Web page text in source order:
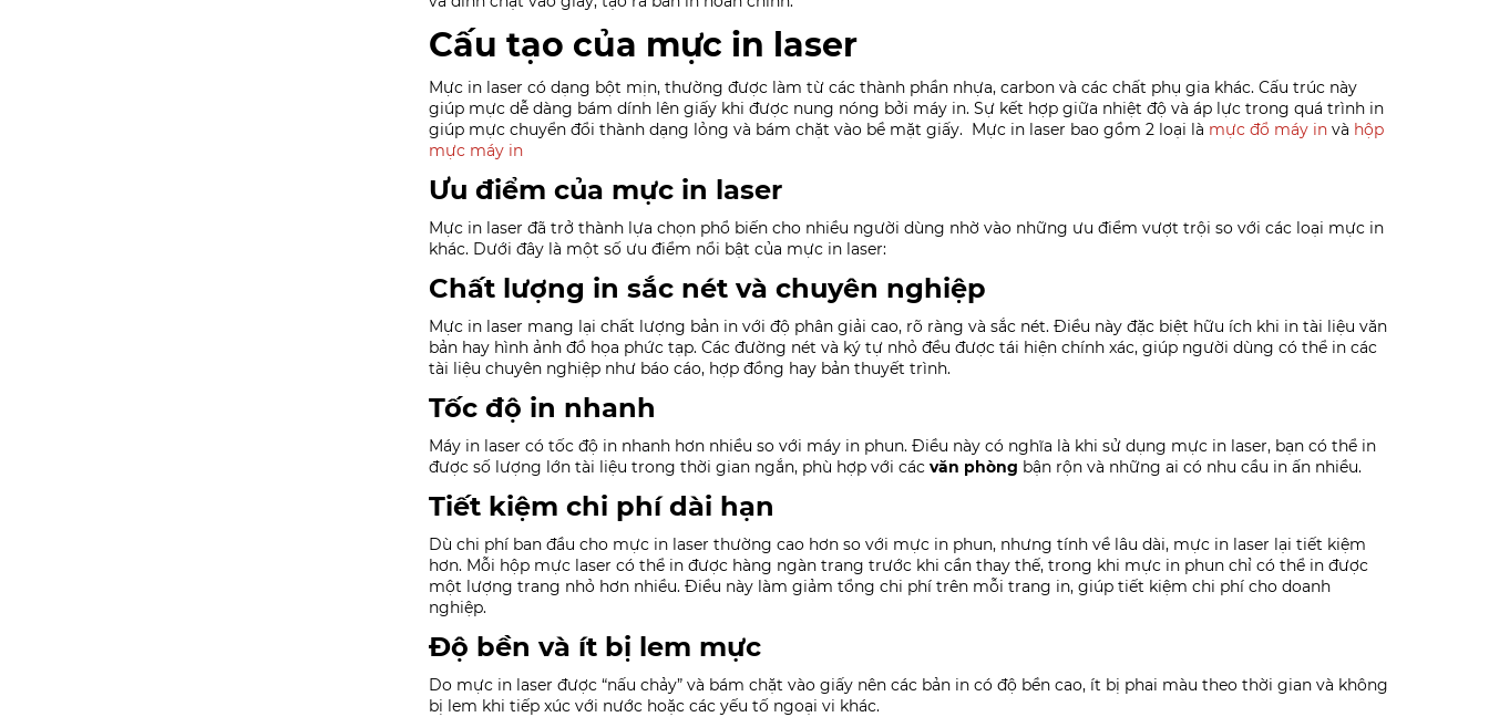
Cấu tạo của mực in laser
Mực in laser có dạng bột mịn, thường được làm từ các thành phần nhựa, carbon và các chất phụ gia khác. Cấu trúc này
giúp mực dễ dàng bám dính lên giấy khi được nung nóng bởi máy in. Sự kết hợp giữa nhiệt độ và áp lực trong quá trình in
giúp mực chuyển đổi thành dạng lỏng và bám chặt vào bề mặt giấy. Mực in laser bao gồm 2 loại là mực đổ máy in và hộp
mực máy in
Ưu điểm của mực in laser
Mực in laser đã trở thành lựa chọn phổ biến cho nhiều người dùng nhờ vào những ưu điểm vượt trội so với các loại mực in
khác. Dưới đây là một số ưu điểm nổi bật của mực in laser:
Chất lượng in sắc nét và chuyên nghiệp
Mực in laser mang lại chất lượng bản in với độ phân giải cao, rõ ràng và sắc nét. Điều này đặc biệt hữu ích khi in tài liệu văn
bản hay hình ảnh đồ họa phức tạp. Các đường nét và ký tự nhỏ đều được tái hiện chính xác, giúp người dùng có thể in các
tài liệu chuyên nghiệp như báo cáo, hợp đồng hay bản thuyết trình.
Tốc độ in nhanh
Máy in laser có tốc độ in nhanh hơn nhiều so với máy in phun. Điều này có nghĩa là khi sử dụng mực in laser, bạn có thể in
được số lượng lớn tài liệu trong thời gian ngắn, phù hợp với các văn phòng bận rộn và những ai có nhu cầu in ấn nhiều.
Tiết kiệm chi phí dài hạn
Dù chi phí ban đầu cho mực in laser thường cao hơn so với mực in phun, nhưng tính về lâu dài, mực in laser lại tiết kiệm
hơn. Mỗi hộp mực laser có thể in được hàng ngàn trang trước khi cần thay thế, trong khi mực in phun chỉ có thể in được
một lượng trang nhỏ hơn nhiều. Điều này làm giảm tổng chi phí trên mỗi trang in, giúp tiết kiệm chi phí cho doanh
nghiệp.
Độ bền và ít bị lem mực
Do mực in laser được “nấu chảy” và bám chặt vào giấy nên các bản in có độ bền cao, ít bị phai màu theo thời gian và không
bị lem khi tiếp xúc với nước hoặc các yếu tố ngoại vi khác.